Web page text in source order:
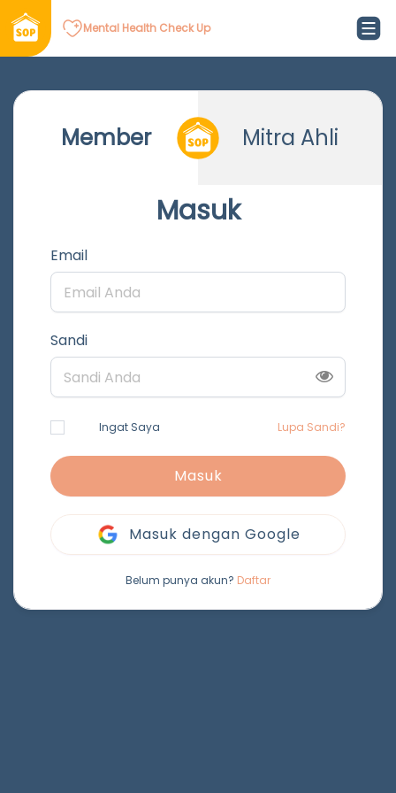
Mental Health Check Up
Member Mitra Ahli
Masuk
Email
Sandi
Ingat Saya Lupa Sandi?
Masuk
Masuk dengan Google
Belum punya akun? Daftar